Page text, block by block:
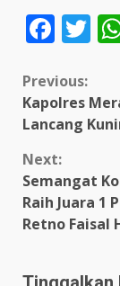
Continue
Reading
Previous:
Kapolres
Lancang
Next:
Semangat
Raih Juara 1
Retno Faisal